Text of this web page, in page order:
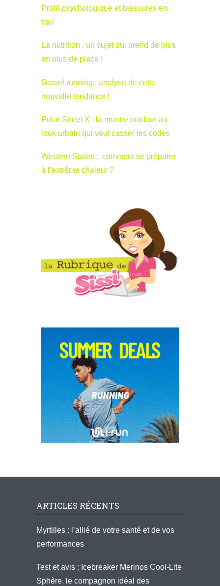
Profil psychologique et blessures en
trail
La nutrition : un sujet qui prend de plus
en plus de place !
Gravel running : analyse de cette
nouvelle tendance !
Polar Street X : la montre outdoor au
look urbain qui veut casser les codes
Western States : comment se préparer
à l’extrême chaleur ?
ARTICLES RÉCENTS
Myrtilles : l’allié de votre santé et de vos
performances
Test et avis : Icebreaker Merinos Cool-Lite
Sphère, le compagnon idéal des